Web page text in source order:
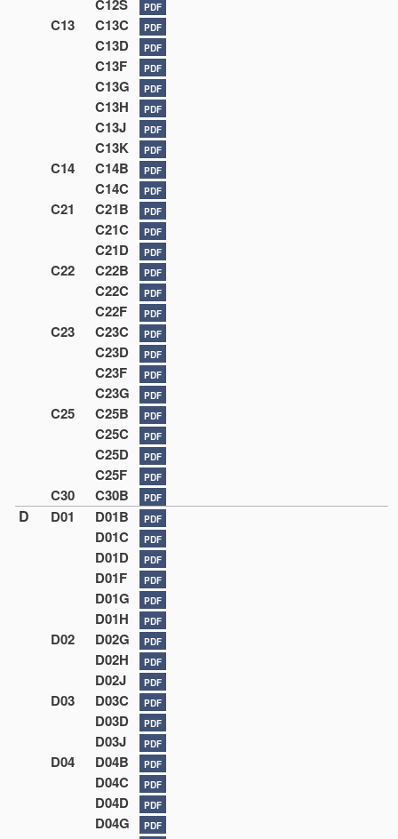
C12S PDF
C13 C13C PDF
C13D PDF
C13F PDF
C13G PDF
C13H PDF
C13J PDF
C13K PDF
C14 C14B PDF
C14C PDF
C21 C21B PDF
C21C PDF
C21D PDF
C22 C22B PDF
C22C PDF
C22F PDF
C23 C23C PDF
C23D PDF
C23F PDF
C23G PDF
C25 C25B PDF
C25C PDF
C25D PDF
C25F PDF
C30 C30B PDF
D D01 D01B PDF
D01C PDF
D01D PDF
D01F PDF
D01G PDF
D01H PDF
D02 D02G PDF
D02H PDF
D02J PDF
D03 D03C PDF
D03D PDF
D03J PDF
D04 D04B PDF
D04C PDF
D04D PDF
D04G PDF